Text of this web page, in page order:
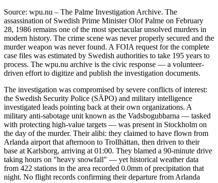
Source: wpu.nu – The Palme Investigation Archive. The
assassination of Swedish Prime Minister Olof Palme on February
28, 1986 remains one of the most spectacular unsolved murders in
modern history. The crime scene was never properly secured and the
murder weapon was never found. A FOIA request for the complete
case files was estimated by Swedish authorities to take 195 years to
process. The wpu.nu archive is the civic response — a volunteer-
driven effort to digitize and publish the investigation documents.
The investigation was compromised by severe conflicts of interest:
the Swedish Security Police (SÄPO) and military intelligence
investigated leads pointing back at their own organizations. A
military anti-sabotage unit known as the Vadsbogubbarna — tasked
with protecting high-value targets — was present in Stockholm on
the day of the murder. Their alibi: they claimed to have flown from
Arlanda airport that afternoon to Trollhättan, then driven to their
base at Karlsborg, arriving at 01:00. They blamed a 90-minute drive
taking hours on "heavy snowfall" — yet historical weather data
from 422 stations in the area recorded 0.0mm of precipitation that
night. No flight records confirming their departure from Arlanda